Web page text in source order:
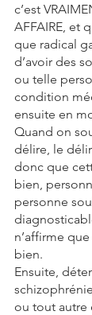
c’est
AFFAIRE, et
que radical
d’avoir des
ou telle
condition
ensuite en
Quand on
délire, le
donc que
bien,
personne
n’affirme
bien.
Ensuite,
ou tout autre